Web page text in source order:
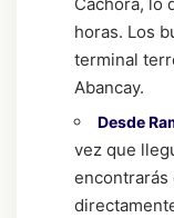
horas. Los
terminal
Abancay.
Desde
vez que
encontrarás